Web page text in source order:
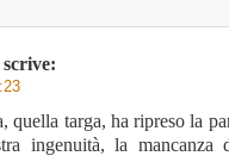
scrive:
quella targa, ha ripreso la
ingenuità, la mancanza